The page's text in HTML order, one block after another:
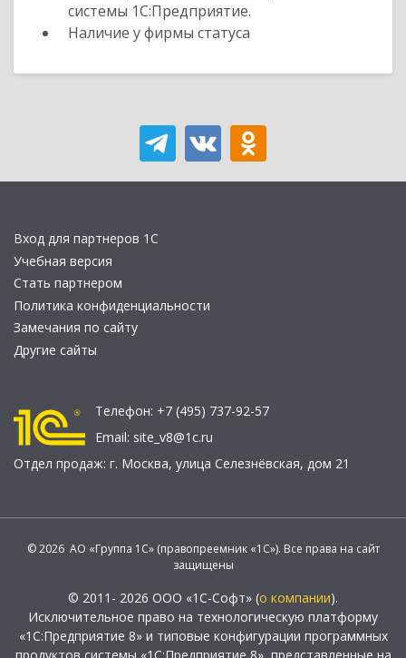
системы 1С:Предприятие.
Наличие у фирмы статуса
Вход для партнеров 1С
Учебная версия
Стать партнером
Политика конфиденциальности
Замечания по сайту
Другие сайты
Телефон: +7 (495) 737-92-57
Email: site_v8@1c.ru
Отдел продаж: г. Москва, улица Селезнёвская, дом 21
© 2026 АО «Группа 1С» (правопреемник «1С»). Все права на сайт
защищены
© 2011- 2026 ООО «1С-Софт» (о компании).
Исключительное право на технологическую платформу
«1С:Предприятие 8» и типовые конфигурации программных